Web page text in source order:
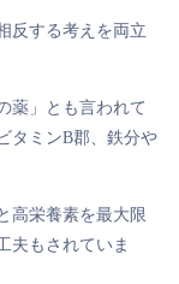
反する考えを両立
薬」とも言われて
タミンB郡、鉄分や
高栄養素を最大限
夫もされていま